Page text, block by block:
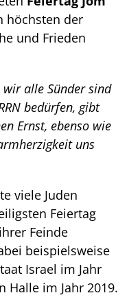
höchsten der
und Frieden
alle Sünder sind
bedürfen, gibt
Ernst, ebenso wie
uns
viele Juden
Feiertag
Feinde
beispielsweise
Israel im Jahr
Halle im Jahr 2019.